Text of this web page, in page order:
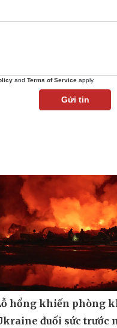
and Terms of Service apply.
Gửi tin
hổng khiến phòng
đuối sức trước